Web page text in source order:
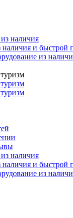
и быстрой
и быстрой